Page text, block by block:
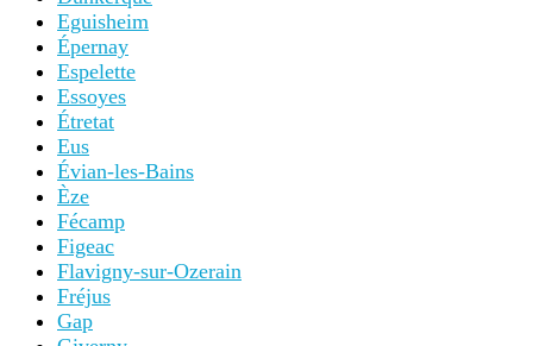
Eguisheim
Épernay
Espelette
Essoyes
Étretat
Eus
Évian-les-Bains
Èze
Fécamp
Figeac
Flavigny-sur-Ozerain
Fréjus
Gap